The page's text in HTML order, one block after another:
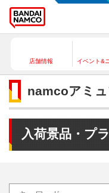
店舗情報 イベント&
namcoアミ
入荷景品・プ